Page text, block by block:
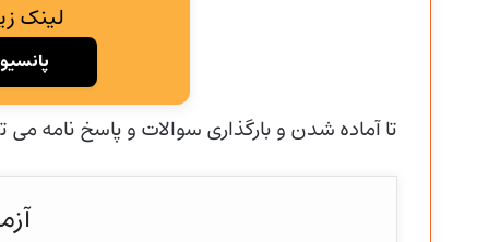
لینک
تا آماده شدن و بارگذاری سوالات و پاسخ نامه می